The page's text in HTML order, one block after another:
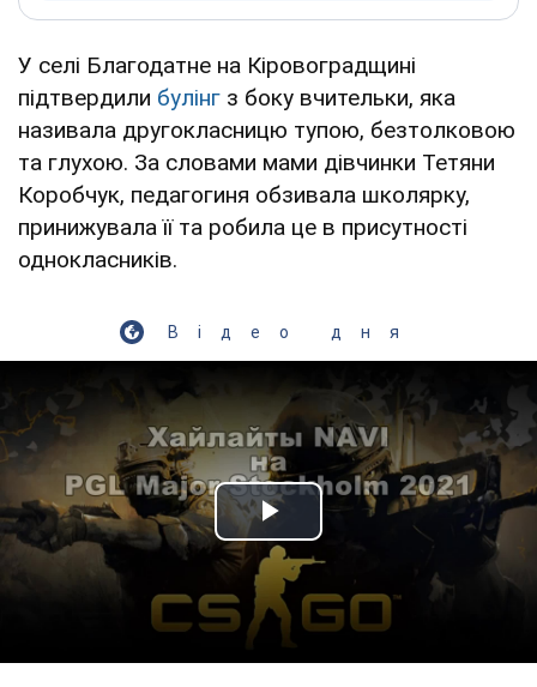
У селі Благодатне на Кіровоградщині
підтвердили булінг з боку вчительки, яка
називала другокласницю тупою, безтолковою
та глухою. За словами мами дівчинки Тетяни
Коробчук, педагогиня обзивала школярку,
принижувала її та робила це в присутності
однокласників.
Відео дня
Play Video